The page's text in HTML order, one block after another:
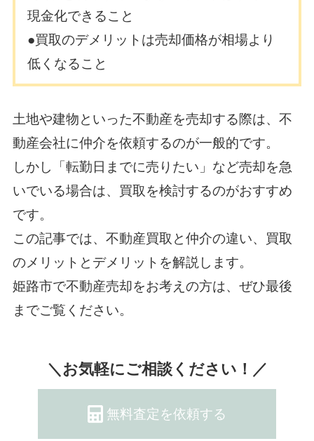
現金化できること
●買取のデメリットは売却価格が相場より
低くなること
土地や建物といった不動産を売却する際は、不
動産会社に仲介を依頼するのが一般的です。
しかし「転勤日までに売りたい」など売却を急
いでいる場合は、買取を検討するのがおすすめ
です。
この記事では、不動産買取と仲介の違い、買取
のメリットとデメリットを解説します。
姫路市で不動産売却をお考えの方は、ぜひ最後
までご覧ください。
＼お気軽にご相談ください！／
無料査定を依頼する